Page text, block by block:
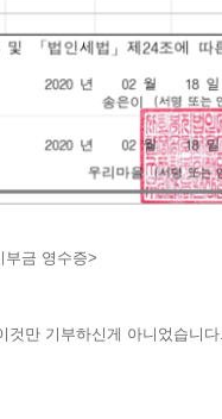
부금 영수증>
만 기부하신게 아니었습니다..